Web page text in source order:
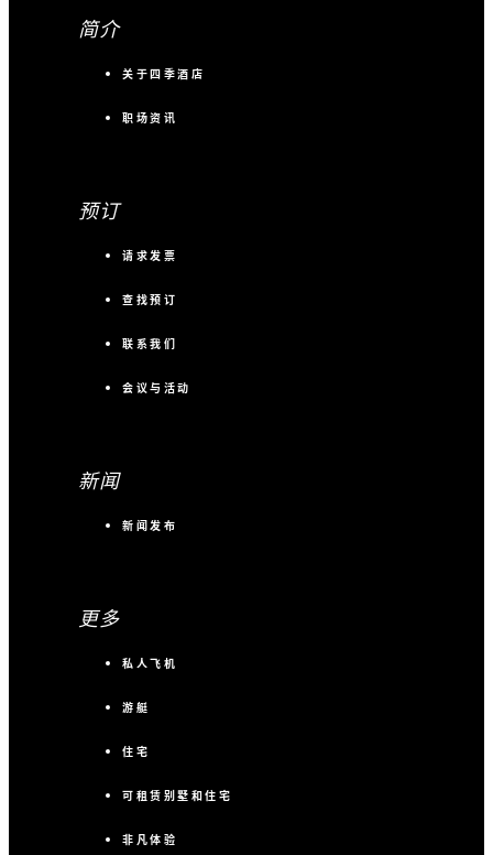
简介
关于四季酒店
职场资讯
预订
请求发票
查找预订
联系我们
会议与活动
新闻
新闻发布
更多
私人飞机
游艇
住宅
可租赁别墅和住宅
非凡体验